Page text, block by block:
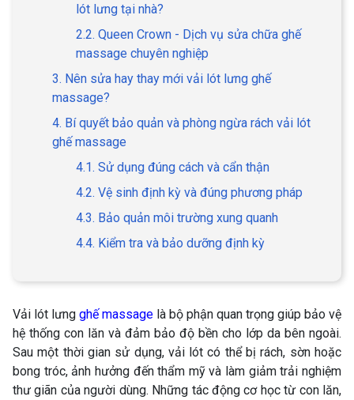
lót lưng tại nhà?
2.2. Queen Crown - Dịch vụ sửa chữa ghế
massage chuyên nghiệp
3. Nên sửa hay thay mới vải lót lưng ghế
massage?
4. Bí quyết bảo quản và phòng ngừa rách vải lót
ghế massage
4.1. Sử dụng đúng cách và cẩn thận
4.2. Vệ sinh định kỳ và đúng phương pháp
4.3. Bảo quản môi trường xung quanh
4.4. Kiểm tra và bảo dưỡng định kỳ
Vải lót lưng ghế massage là bộ phận quan trọng giúp bảo vệ
hệ thống con lăn và đảm bảo độ bền cho lớp da bên ngoài.
Sau một thời gian sử dụng, vải lót có thể bị rách, sờn hoặc
bong tróc, ảnh hưởng đến thẩm mỹ và làm giảm trải nghiệm
thư giãn của người dùng. Những tác động cơ học từ con lăn,